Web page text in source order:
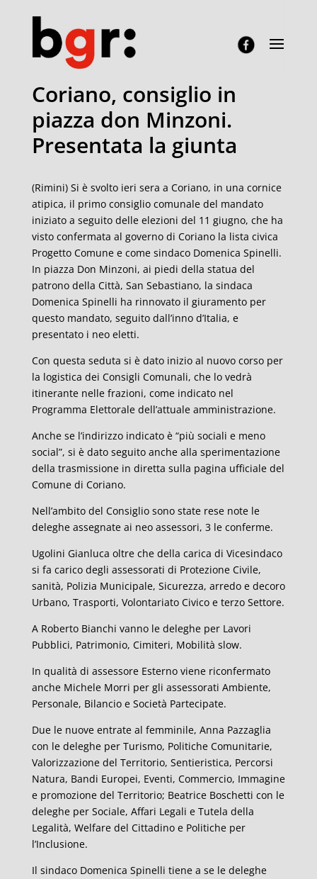
Coriano, consiglio in
piazza don Minzoni.
Presentata la giunta
(Rimini) Si è svolto ieri sera a Coriano, in una cornice
atipica, il primo consiglio comunale del mandato
iniziato a seguito delle elezioni del 11 giugno, che ha
visto confermata al governo di Coriano la lista civica
Progetto Comune e come sindaco Domenica Spinelli.
In piazza Don Minzoni, ai piedi della statua del
patrono della Città, San Sebastiano, la sindaca
Domenica Spinelli ha rinnovato il giuramento per
questo mandato, seguito dall’inno d’Italia, e
presentato i neo eletti.
Con questa seduta si è dato inizio al nuovo corso per
la logistica dei Consigli Comunali, che lo vedrà
itinerante nelle frazioni, come indicato nel
Programma Elettorale dell’attuale amministrazione.
Anche se l’indirizzo indicato è “più sociali e meno
social”, si è dato seguito anche alla sperimentazione
della trasmissione in diretta sulla pagina ufficiale del
Comune di Coriano.
Nell’ambito del Consiglio sono state rese note le
deleghe assegnate ai neo assessori, 3 le conferme.
Ugolini Gianluca oltre che della carica di Vicesindaco
si fa carico degli assessorati di Protezione Civile,
sanità, Polizia Municipale, Sicurezza, arredo e decoro
Urbano, Trasporti, Volontariato Civico e terzo Settore.
A Roberto Bianchi vanno le deleghe per Lavori
Pubblici, Patrimonio, Cimiteri, Mobilità slow.
In qualità di assessore Esterno viene riconfermato
anche Michele Morri per gli assessorati Ambiente,
Personale, Bilancio e Società Partecipate.
Due le nuove entrate al femminile, Anna Pazzaglia
con le deleghe per Turismo, Politiche Comunitarie,
Valorizzazione del Territorio, Sentieristica, Percorsi
Natura, Bandi Europei, Eventi, Commercio, Immagine
e promozione del Territorio; Beatrice Boschetti con le
deleghe per Sociale, Affari Legali e Tutela della
Legalità, Welfare del Cittadino e Politiche per
l’Inclusione.
Il sindaco Domenica Spinelli tiene a se le deleghe